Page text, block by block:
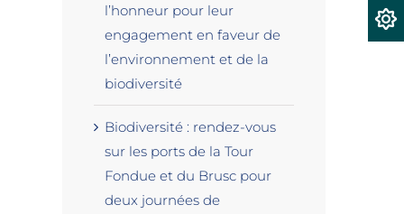
l’honneur pour leur
engagement en faveur de
l’environnement et de la
biodiversité
Biodiversité : rendez-vous
sur les ports de la Tour
Fondue et du Brusc pour
deux journées de